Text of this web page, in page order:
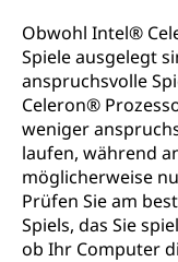
Obwohl Intel®
Spiele ausgelegt
anspruchsvolle
Celeron®
weniger
laufen, während
möglicherweise
Prüfen Sie am
Spiels, das Sie
ob Ihr Computer